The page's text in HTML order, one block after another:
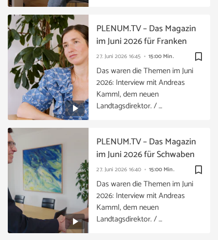
bookmark_border
27. Juni 2026 16:45 15:00 Min.
PLENUM.TV – Das Magazin
im Juni 2026 für Franken
Das waren die Themen im Juni
2026: Interview mit Andreas
Kamml, dem neuen
Landtagsdirektor. / …
bookmark_border
27. Juni 2026 16:40 15:00 Min.
PLENUM.TV – Das Magazin
im Juni 2026 für Schwaben
Das waren die Themen im Juni
2026: Interview mit Andreas
Kamml, dem neuen
Landtagsdirektor. / …